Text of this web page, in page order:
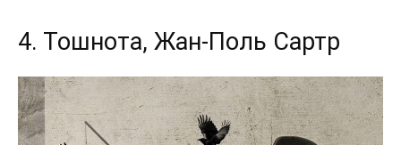
4. Тошнота, Жан-Поль Сартр